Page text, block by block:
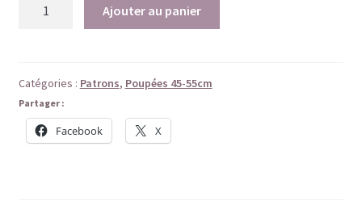
Ajouter au panier
Catégories : Patrons, Poupées 45-55cm
Partager :
Facebook X